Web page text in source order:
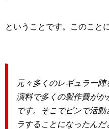
ということです。このこと
元々多くのレギュラー
演料で多くの製作費が
です。そこでピンで活
ラすることになったんだ